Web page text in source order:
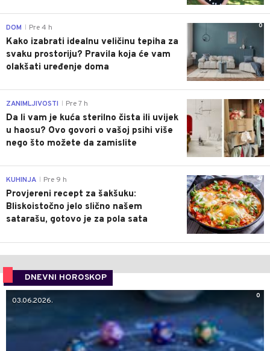
0
DOM Pre 4 h
Kako izabrati idealnu veličinu tepiha za
svaku prostoriju? Pravila koja će vam
olakšati uređenje doma
0
ZANIMLJIVOSTI Pre 7 h
Da li vam je kuća sterilno čista ili uvijek
u haosu? Ovo govori o vašoj psihi više
nego što možete da zamislite
0
KUHINJA Pre 9 h
Provjereni recept za šakšuku:
Bliskoistočno jelo slično našem
satarašu, gotovo je za pola sata
DNEVNI HOROSKOP
0
03.06.2026.